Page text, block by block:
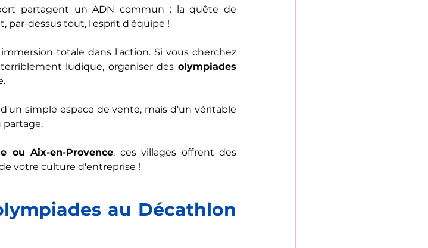
partagent un ADN commun : la quête de
par-dessus tout, l'esprit d'équipe !
totale dans l'action. Si vous cherchez
ludique, organiser des olympiades
simple espace de vente, mais d'un véritable
partage.
ou Aix-en-Provence, ces villages offrent des
votre culture d'entreprise !
au Décathlon